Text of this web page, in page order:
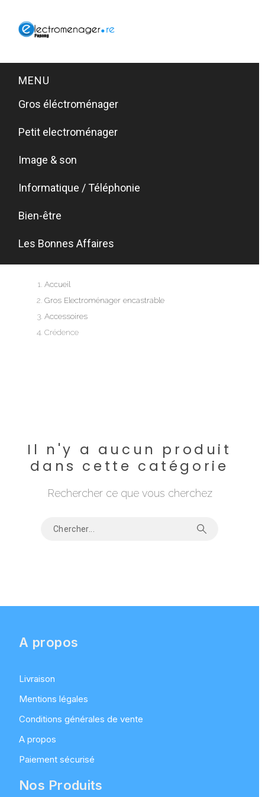
MENU
Gros éléctroménager
Petit electroménager
Image & son
Informatique / Téléphonie
Bien-être
Les Bonnes Affaires
Accueil
Gros Electroménager encastrable
Accessoires
Crédence
Il n'y a aucun produit
dans cette catégorie
Rechercher ce que vous cherchez
A propos
Livraison
Mentions légales
Conditions générales de vente
A propos
Paiement sécurisé
Nos Produits